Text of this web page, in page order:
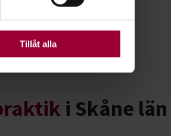
Vissa kakor är
Tillåt alla
i Skåne län